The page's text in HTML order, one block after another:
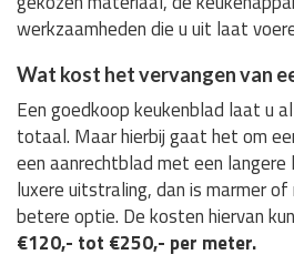
werkzaamheden die u uit laat
Wat kost het vervangen van
Een goedkoop keukenblad laat u
totaal. Maar hierbij gaat het om
een aanrechtblad met een langere
luxere uitstraling, dan is marmer
betere optie. De kosten hiervan
€120,- tot €250,- per meter.